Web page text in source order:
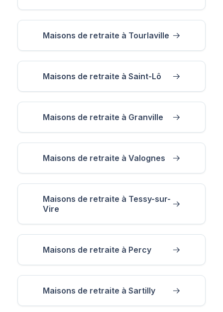
Maisons de retraite à Tourlaville
Maisons de retraite à Saint-Lô
Maisons de retraite à Granville
Maisons de retraite à Valognes
Maisons de retraite à Tessy-sur-
Vire
Maisons de retraite à Percy
Maisons de retraite à Sartilly